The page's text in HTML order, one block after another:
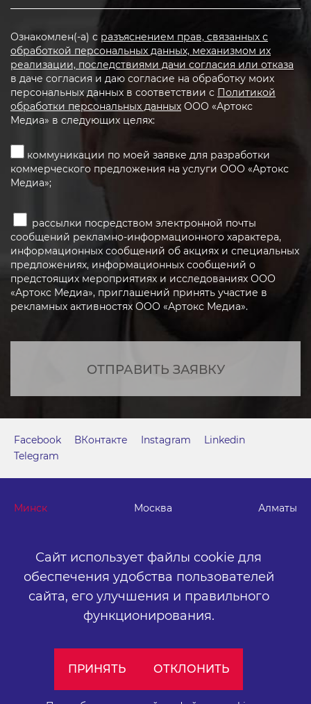
Ознакомлен(-а) с разъяснением прав, связанных с
обработкой персональных данных, механизмом их
реализации, последствиями дачи согласия или отказа
в даче согласия и даю согласие на обработку моих
персональных данных в соответствии с Политикой
обработки персональных данных ООО «Артокс
Медиа» в следующих целях:
коммуникации по моей заявке для разработки
коммерческого предложения на услуги ООО «Артокс
Медиа»;
рассылки посредством электронной почты
сообщений рекламно-информационного характера,
информационных сообщений об акциях и специальных
предложениях, информационных сообщений о
предстоящих мероприятиях и исследованиях ООО
«Артокс Медиа», приглашений принять участие в
рекламных активностях ООО «Артокс Медиа».
ОТПРАВИТЬ ЗАЯВКУ
Сайт использует файлы cookie для
обеспечения удобства пользователей
сайта, его улучшения и правильного
функционирования.
ПРИНЯТЬ ОТКЛОНИТЬ
Минск Москва Алматы
г. Минск, м. "Парк Челюскинцев", бизнес-центр "Time"
ул. Толбухина, 2, эт. 5. ООО «Артокс Медиа», УНП
191445164
+375 (17) 388-72-73
info@artox-media.by
Публичный договор
Facebook ВКонтакте Instagram
Linkedin
Telegram